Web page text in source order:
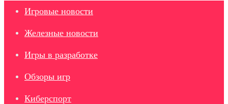
Игровые новости
Железные новости
Игры в разработке
Обзоры игр
Киберспорт